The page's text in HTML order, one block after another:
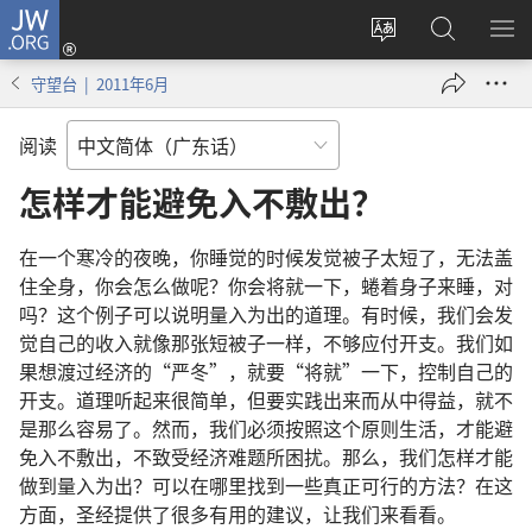
JW.ORG
更
登
录
（打
口）
搜
索
JW.ORG
显
守望台 | 2011年6月
阅读
怎样才能避免入不敷出？
在一个寒冷的夜晚，你睡觉的时候发觉被子太短了，无法盖
住全身，你会怎么做呢？你会将就一下，蜷着身子来睡，对
吗？这个例子可以说明量入为出的道理。有时候，我们会发
觉自己的收入就像那张短被子一样，不够应付开支。我们如
果想渡过经济的“严冬”，就要“将就”一下，控制自己的
开支。道理听起来很简单，但要实践出来而从中得益，就不
是那么容易了。然而，我们必须按照这个原则生活，才能避
免入不敷出，不致受经济难题所困扰。那么，我们怎样才能
做到量入为出？可以在哪里找到一些真正可行的方法？在这
方面，圣经提供了很多有用的建议，让我们来看看。